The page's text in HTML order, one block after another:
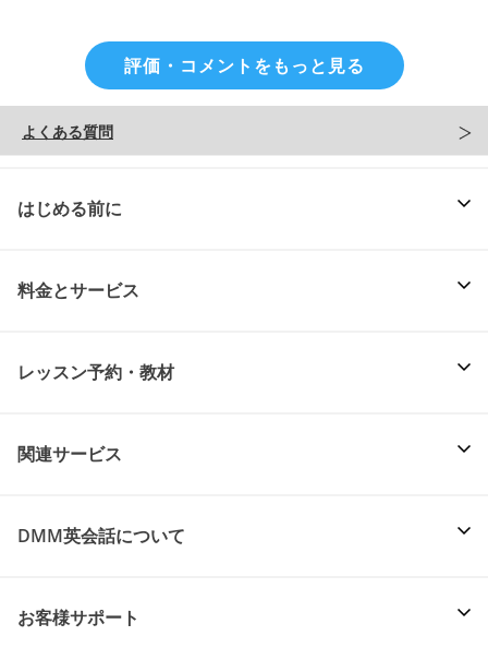
評価・コメントをもっと見る
よくある質問
はじめる前に
料金とサービス
レッスン予約・教材
関連サービス
DMM英会話について
お客様サポート